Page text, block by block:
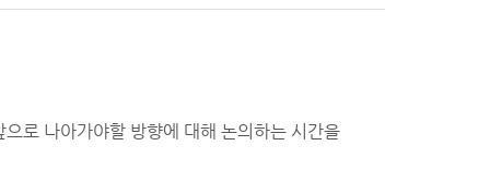
로 나아가야할 방향에 대해 논의하는 시간을